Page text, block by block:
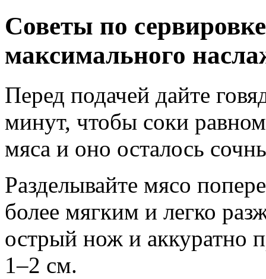
Советы по
максимального
Перед подачей дайте
минут, чтобы соки
мяса и оно осталось
Разделывайте мясо
более мягким и легко
острый нож и аккуратно
1–2 см.